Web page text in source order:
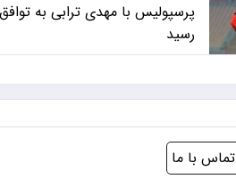
پرسپولیس با مهدی ترابی به توافق
رسید
تماس با ما